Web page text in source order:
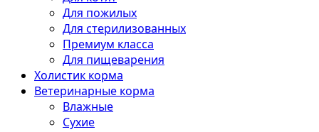
Для пожилых
Для стерилизованных
Премиум класса
Для пищеварения
Холистик корма
Ветеринарные корма
Влажные
Сухие